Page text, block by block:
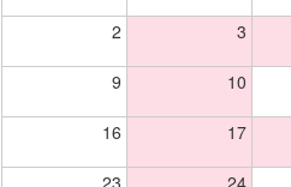
2 3
9 10
16 17
23 24